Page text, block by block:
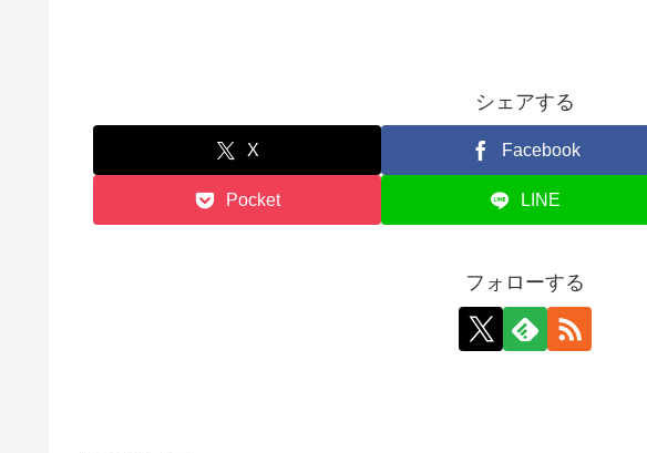
シェアする
X Facebook
Pocket LINE
フォローする